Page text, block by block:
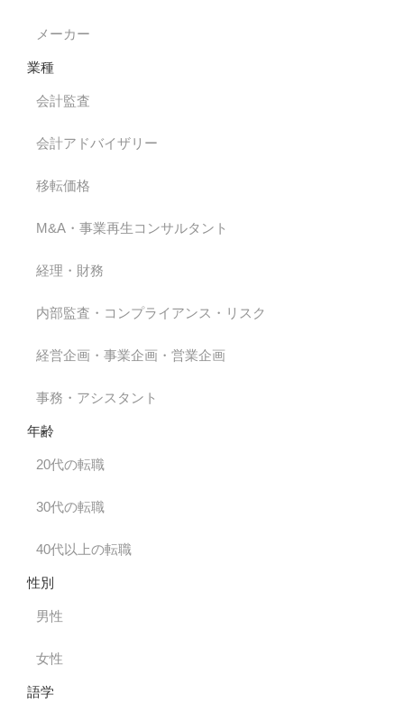
メーカー
業種
会計監査
会計アドバイザリー
移転価格
M&A・事業再生コンサルタント
経理・財務
内部監査・コンプライアンス・リスク
経営企画・事業企画・営業企画
事務・アシスタント
年齢
20代の転職
30代の転職
40代以上の転職
性別
男性
女性
語学